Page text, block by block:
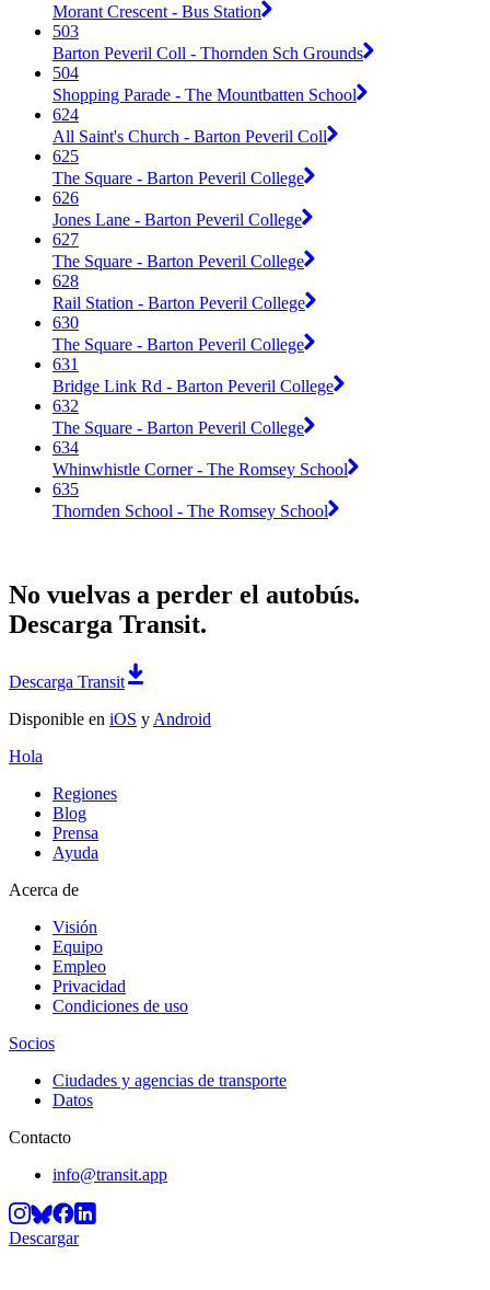
Morant Crescent - Bus Station
503
Barton Peveril Coll - Thornden Sch Grounds
504
Shopping Parade - The Mountbatten School
624
All Saint's Church - Barton Peveril Coll
625
The Square - Barton Peveril College
626
Jones Lane - Barton Peveril College
627
The Square - Barton Peveril College
628
Rail Station - Barton Peveril College
630
The Square - Barton Peveril College
631
Bridge Link Rd - Barton Peveril College
632
The Square - Barton Peveril College
634
Whinwhistle Corner - The Romsey School
635
Thornden School - The Romsey School
No vuelvas a perder el autobús.
Descarga Transit.
Descarga Transit
Disponible en iOS y Android
Hola
Regiones
Blog
Prensa
Ayuda
Acerca de
Visión
Equipo
Empleo
Privacidad
Condiciones de uso
Socios
Ciudades y agencias de transporte
Datos
Contacto
info@transit.app
Descargar